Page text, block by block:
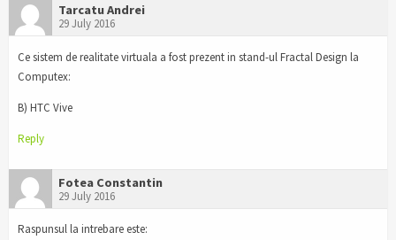
Tarcatu Andrei
29 July 2016
Ce sistem de realitate virtuala a fost prezent in stand-ul Fractal Design la
Computex:
B) HTC Vive
Reply
Fotea Constantin
29 July 2016
Raspunsul la intrebare este: